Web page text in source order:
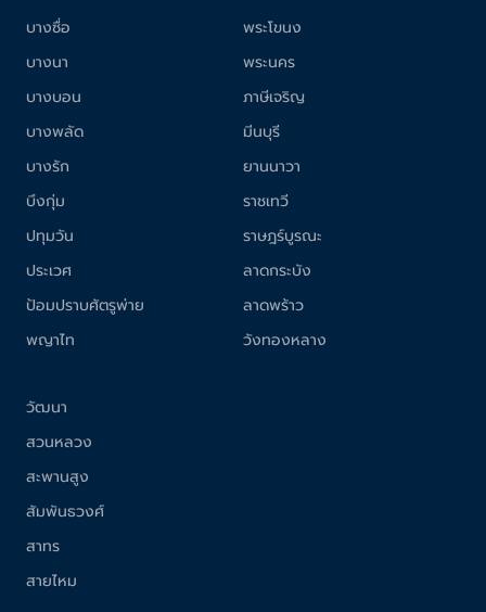
บางซื่อ
บางนา
บางบอน
บางพลัด
บางรัก
บึงกุ่ม
ปทุมวัน
ประเวศ
ป้อมปราบศัตรูพ่าย
พญาไท
พระโขนง
พระนคร
ภาษีเจริญ
มีนบุรี
ยานนาวา
ราชเทวี
ราษฎร์บูรณะ
ลาดกระบัง
ลาดพร้าว
วังทองหลาง
วัฒนา
สวนหลวง
สะพานสูง
สัมพันธวงศ์
สาทร
สายไหม